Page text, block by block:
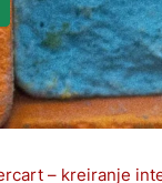
– kreiranje